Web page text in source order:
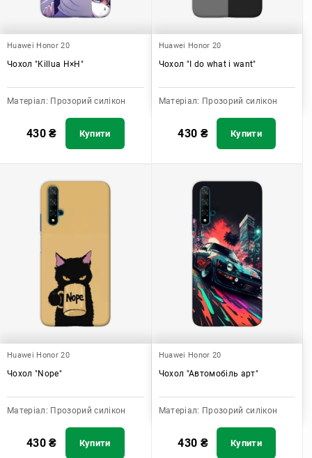
Huawei Honor 20
Чохол "Killua H×H"
Матеріал: Прозорий силікон
430₴ Купити
Huawei Honor 20
Чохол "I do what i want"
Матеріал: Прозорий силікон
430 ₴ Купити
Huawei Honor 20
Чохол "Nope"
Матеріал: Прозорий силікон
430₴ Купити
Huawei Honor 20
Чохол "Автомобіль арт"
Матеріал: Прозорий силікон
430 ₴ Купити